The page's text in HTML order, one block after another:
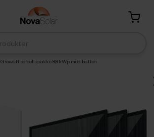
Growatt solcellepakke 8,8 kWp med batteri